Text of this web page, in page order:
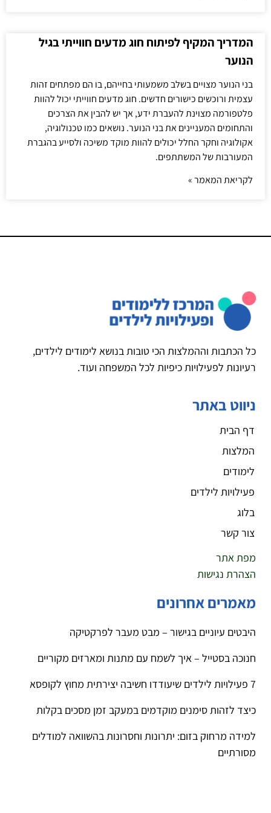
המדריך המקיף לפיתוח חוג מדעים חווייתי בגיל
הנוער
בני הנוער מצויים בשלב משמעותי בחייהם, בו הם מפתחים זהות
עצמית ורוכשים כישורים חדשים. חוג מדעים חווייתי יכול להוות
פלטפורמה מצוינת להעברת ידע, אך יש להבין את הצרכים
והתחומים המעניינים את בני הנוער. נושאים כמו טכנולוגיה,
אקולוגיה וחקר החלל יכולים להוות מוקד משיכה ולסייע בהגברת
המעורבות של המשתתפים.
לקריאת המאמר »
כל הכתבות וההמלצות הכי טובות בנושא לימודים לילדים,
רעיונות לפעילויות כיפיות לכל המשפחה ועוד.
ניווט באתר
דף הבית
המלצות
לימודים
פעילויות לילדים
בלוג
צור קשר
מפת אתר
הצהרת נגישות
מאמרים אחרונים
היבטים עיוניים בגישור – מבט מעבר לפרקטיקה
חנוכה בסטייל – איך לשמח עם מתנות ומארזים מקוריים
7 פעילויות לילדים שיעודדו חשיבה יצירתית מחוץ לקופסא
כיצד לזהות סימנים מוקדמים במעקב זמן מסכים בקלות
למידה מרחוק בזום: יתרונות וחסרונות בהשוואה למודלים
מסורתיים